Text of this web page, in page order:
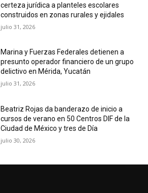
certeza jurídica a planteles escolares
construidos en zonas rurales y ejidales
julio 31, 2026
Marina y Fuerzas Federales detienen a
presunto operador financiero de un grupo
delictivo en Mérida, Yucatán
julio 31, 2026
Beatriz Rojas da banderazo de inicio a
cursos de verano en 50 Centros DIF de la
Ciudad de México y tres de Día
julio 30, 2026